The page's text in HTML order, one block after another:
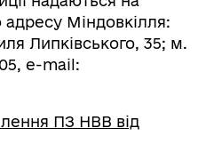
Міндовкілля:
Липківського, 35; м.
e-mail:
ПЗ НВВ від